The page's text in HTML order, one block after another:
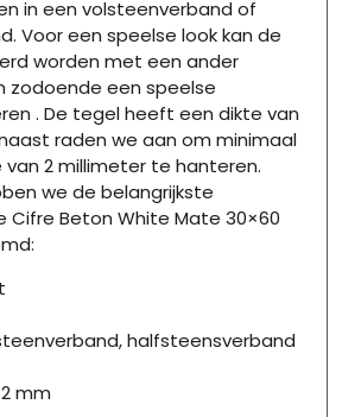
in een volsteenverband of
Voor een speelse look kan de
worden met een ander
een speelse
. De tegel heeft een dikte van
raden we aan om minimaal
2 millimeter te hanteren.
we de belangrijkste
Cifre Beton White Mate 30×60
halfsteensverband
2 mm